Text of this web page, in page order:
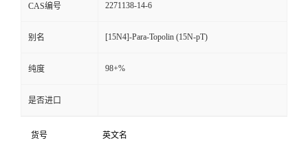
CAS编号 2271138-14-6
别名 [15N4]-Para-Topolin (15N-pT)
纯度 98+%
是否进口
货号
英文名